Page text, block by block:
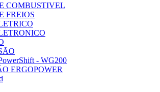
COMBUSTIVEL
FREIOS
- WG200
ERGOPOWER